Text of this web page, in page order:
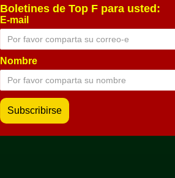
Boletines de Top F para usted:
E-mail
Nombre